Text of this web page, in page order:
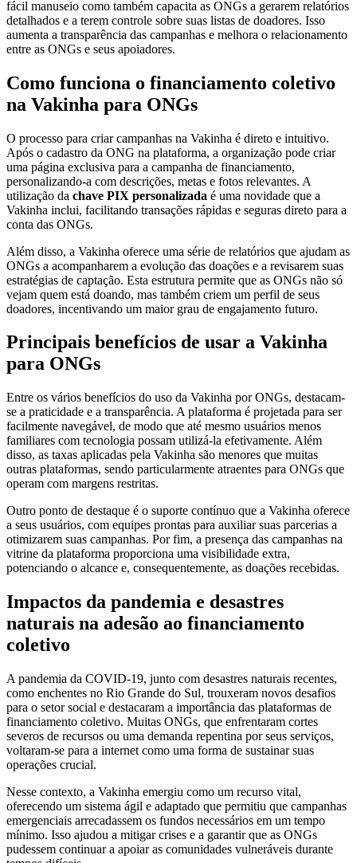
fácil manuseio como também capacita as ONGs a gerarem relatórios
detalhados e a terem controle sobre suas listas de doadores. Isso
aumenta a transparência das campanhas e melhora o relacionamento
entre as ONGs e seus apoiadores.
Como funciona o financiamento coletivo
na Vakinha para ONGs
O processo para criar campanhas na Vakinha é direto e intuitivo.
Após o cadastro da ONG na plataforma, a organização pode criar
uma página exclusiva para a campanha de financiamento,
personalizando-a com descrições, metas e fotos relevantes. A
utilização da chave PIX personalizada é uma novidade que a
Vakinha inclui, facilitando transações rápidas e seguras direto para a
conta das ONGs.
Além disso, a Vakinha oferece uma série de relatórios que ajudam as
ONGs a acompanharem a evolução das doações e a revisarem suas
estratégias de captação. Esta estrutura permite que as ONGs não só
vejam quem está doando, mas também criem um perfil de seus
doadores, incentivando um maior grau de engajamento futuro.
Principais benefícios de usar a Vakinha
para ONGs
Entre os vários benefícios do uso da Vakinha por ONGs, destacam-
se a praticidade e a transparência. A plataforma é projetada para ser
facilmente navegável, de modo que até mesmo usuários menos
familiares com tecnologia possam utilizá-la efetivamente. Além
disso, as taxas aplicadas pela Vakinha são menores que muitas
outras plataformas, sendo particularmente atraentes para ONGs que
operam com margens restritas.
Outro ponto de destaque é o suporte contínuo que a Vakinha oferece
a seus usuários, com equipes prontas para auxiliar suas parcerias a
otimizarem suas campanhas. Por fim, a presença das campanhas na
vitrine da plataforma proporciona uma visibilidade extra,
potenciando o alcance e, consequentemente, as doações recebidas.
Impactos da pandemia e desastres
naturais na adesão ao financiamento
coletivo
A pandemia da COVID-19, junto com desastres naturais recentes,
como enchentes no Rio Grande do Sul, trouxeram novos desafios
para o setor social e destacaram a importância das plataformas de
financiamento coletivo. Muitas ONGs, que enfrentaram cortes
severos de recursos ou uma demanda repentina por seus serviços,
voltaram-se para a internet como uma forma de sustainar suas
operações crucial.
Nesse contexto, a Vakinha emergiu como um recurso vital,
oferecendo um sistema ágil e adaptado que permitiu que campanhas
emergenciais arrecadassem os fundos necessários em um tempo
mínimo. Isso ajudou a mitigar crises e a garantir que as ONGs
pudessem continuar a apoiar as comunidades vulneráveis durante